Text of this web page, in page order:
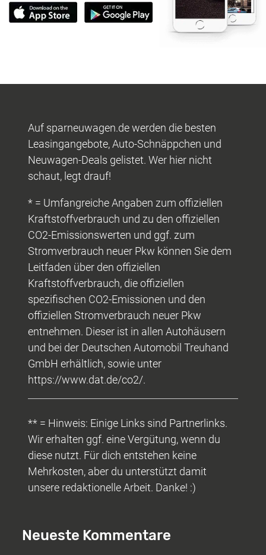
Auf sparneuwagen.de werden die besten
Leasingangebote, Auto-Schnäppchen und
Neuwagen-Deals gelistet. Wer hier nicht
schaut, legt drauf!
* = Umfangreiche Angaben zum offiziellen
Kraftstoffverbrauch und zu den offiziellen
CO2-Emissionswerten und ggf. zum
Stromverbrauch neuer Pkw können Sie dem
Leitfaden über den offiziellen
Kraftstoffverbrauch, die offiziellen
spezifischen CO2-Emissionen und den
offiziellen Stromverbrauch neuer Pkw
entnehmen. Dieser ist in allen Autohäusern
und bei der Deutschen Automobil Treuhand
GmbH erhältlich, sowie unter
https://www.dat.de/co2/.
** = Hinweis: Einige Links sind Partnerlinks.
Wir erhalten ggf. eine Vergütung, wenn du
diese nutzt. Für dich entstehen keine
Mehrkosten, aber du unterstützt damit
unsere redaktionelle Arbeit. Danke! :)
Neueste Kommentare